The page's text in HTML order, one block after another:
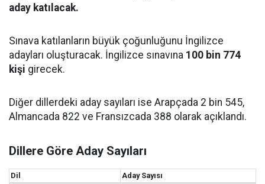
aday katılacak.
Sınava katılanların büyük çoğunluğunu İngilizce
adayları oluşturacak. İngilizce sınavına 100 bin 774
kişi girecek.
Diğer dillerdeki aday sayıları ise Arapçada 2 bin 545,
Almancada 822 ve Fransızcada 388 olarak açıklandı.
Dillere Göre Aday Sayıları
Dil
Aday Sayısı